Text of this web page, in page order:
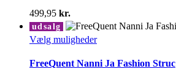
kan
vælges
varesiden
499,95 kr.
udsalg
Vælg mulighederDette
har
FreeQuent Nanni Ja Fashion Struc